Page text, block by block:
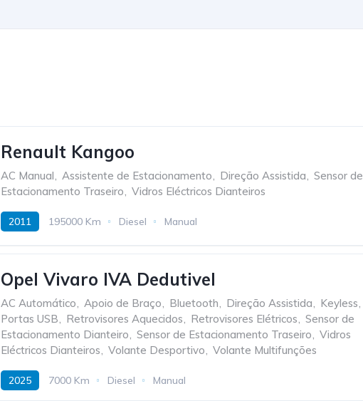
Renault Kangoo
AC Manual, Assistente de Estacionamento, Direção Assistida, Sensor de
Estacionamento Traseiro, Vidros Eléctricos Dianteiros
2011 195000 Km Diesel Manual
Opel Vivaro IVA Dedutivel
AC Automático Apoio de Braço Bluetooth Direção Assistida Keyless
Portas USB
Retrovisores Aquecidos Retrovisores Elétricos
Sensor de
Estacionamento Dianteiro
Sensor de Estacionamento Traseiro
Vidros
Eléctricos Dianteiros
Volante Desportivo Volante Multifunções
2025 7000 Km Diesel Manual